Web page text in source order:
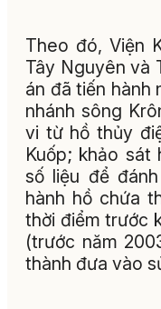
Theo đó, Viện
Tây Nguyên và
án đã tiến hành
nhánh sông
vi từ hồ thủy
Kuốp; khảo sát
số liệu để
hành hồ chứa
thời điểm trước
(trước năm
thành đưa vào